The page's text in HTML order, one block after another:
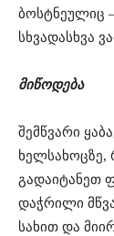
ბოსტნეულიც
სხვადასხვა
მიწოდება
შემწვარი
ხელსახოცზე,
გადაიტანეთ
დაჭრილი
სახით და